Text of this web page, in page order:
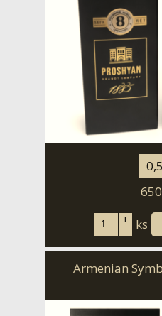
650
+
- ks
Armenian